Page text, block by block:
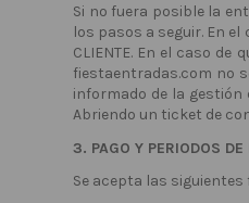
Si no fuera posible la
los pasos a seguir. En
CLIENTE. En el caso
fiestaentradas.com no
informado de la gestión
Abriendo un ticket de
3. PAGO Y PERIODOS DE
Se acepta las siguientes